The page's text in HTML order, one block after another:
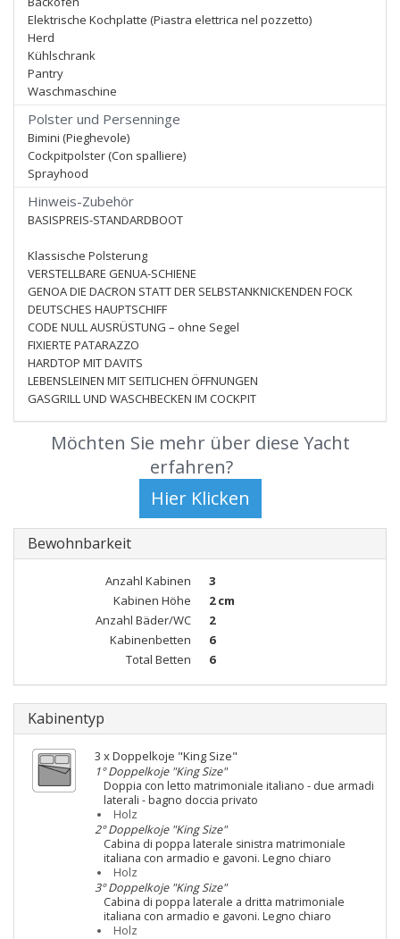
Elektrische Kochplatte (Piastra elettrica nel pozzetto)
Herd
Kühlschrank
Pantry
Waschmaschine
Polster und Persenninge
Bimini (Pieghevole)
Cockpitpolster (Con spalliere)
Sprayhood
Hinweis-Zubehör
BASISPREIS-STANDARDBOOT
Klassische Polsterung
VERSTELLBARE GENUA-SCHIENE
GENOA DIE DACRON STATT DER SELBSTANKNICKENDEN FOCK
DEUTSCHES HAUPTSCHIFF
CODE NULL AUSRÜSTUNG – ohne Segel
FIXIERTE PATARAZZO
HARDTOP MIT DAVITS
LEBENSLEINEN MIT SEITLICHEN ÖFFNUNGEN
GASGRILL UND WASCHBECKEN IM COCKPIT
Möchten Sie mehr über diese Yacht
erfahren?
Bewohnbarkeit
Anzahl Kabinen
3
Kabinen Höhe
2 cm
Anzahl Bäder/WC
2
Kabinenbetten
6
Total Betten
6
Kabinentyp
3 x Doppelkoje "King Size"
1° Doppelkoje "King Size"
Doppia con letto matrimoniale italiano - due armadi
laterali - bagno doccia privato
Holz
2° Doppelkoje "King Size"
Cabina di poppa laterale sinistra matrimoniale
italiana con armadio e gavoni. Legno chiaro
Holz
3° Doppelkoje "King Size"
Cabina di poppa laterale a dritta matrimoniale
italiana con armadio e gavoni. Legno chiaro
Holz